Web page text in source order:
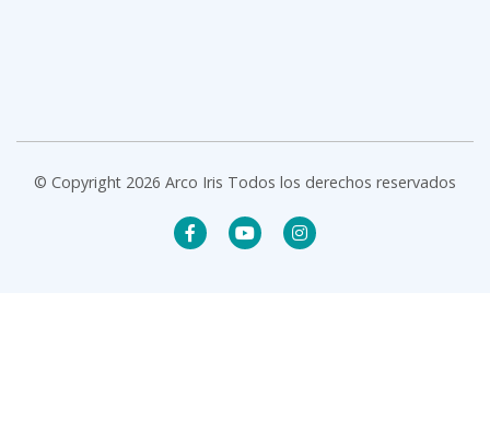
© Copyright 2026 Arco Iris Todos los derechos reservados